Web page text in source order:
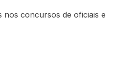
concursos de oficiais e